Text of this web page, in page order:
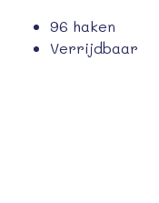
96 haken
Verrijdbaar